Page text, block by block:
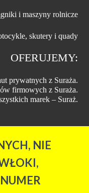
i maszyny rolnicze
skutery i quady
OFERUJEMY:
prywatnych z Suraża.
firmowych z Suraża.
marek – Suraż.
NIE